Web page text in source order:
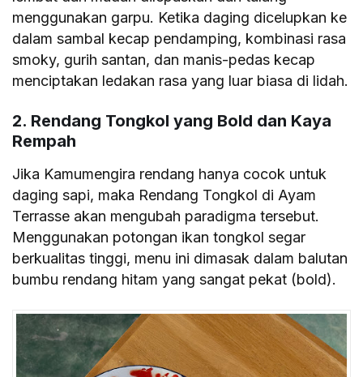
menggunakan garpu. Ketika daging dicelupkan ke
dalam sambal kecap pendamping, kombinasi rasa
smoky, gurih santan, dan manis-pedas kecap
menciptakan ledakan rasa yang luar biasa di lidah.
2. Rendang Tongkol yang Bold dan Kaya
Rempah
Jika Kamumengira rendang hanya cocok untuk
daging sapi, maka Rendang Tongkol di Ayam
Terrasse akan mengubah paradigma tersebut.
Menggunakan potongan ikan tongkol segar
berkualitas tinggi, menu ini dimasak dalam balutan
bumbu rendang hitam yang sangat pekat (bold).